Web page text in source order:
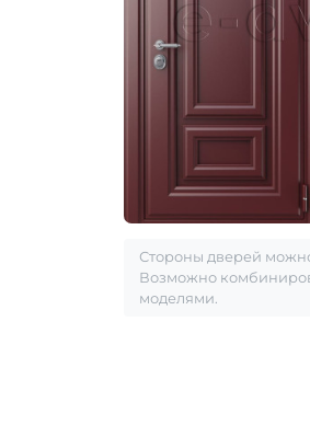
Стороны дверей
Возможно
моделями.